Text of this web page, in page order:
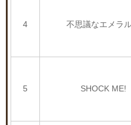
4 不思議なエメラ
5 SHOCK ME!